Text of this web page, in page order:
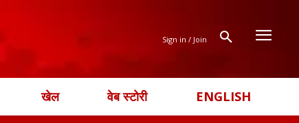
Sign in / Join
खेल वेब स्टोरी ENGLISH